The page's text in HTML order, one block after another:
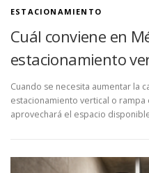
ESTACIONAMIENTO
Cuál conviene en
estacionamiento
Cuando se necesita aumentar la
estacionamiento vertical o
aprovechará el espacio